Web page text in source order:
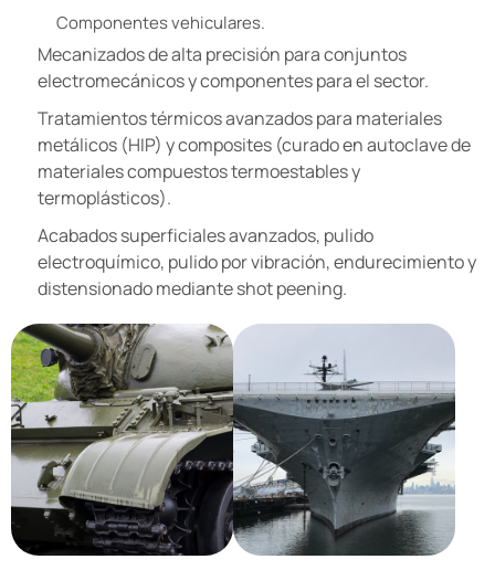
Componentes vehiculares.
Mecanizados de alta precisión para conjuntos
electromecánicos y componentes para el sector.
Tratamientos térmicos avanzados para materiales
metálicos (HIP) y composites (curado en autoclave de
materiales compuestos termoestables y
termoplásticos).
Acabados superficiales avanzados, pulido
electroquímico, pulido por vibración, endurecimiento y
distensionado mediante shot peening.